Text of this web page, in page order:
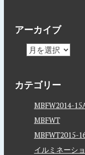
アーカイブ
カテゴリー
MBFW2014-
MBFWT
MBFWT2015-
イルミネーシ